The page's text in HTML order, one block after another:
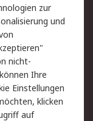
zur
und
nicht-
Ihre
Einstellungen
klicken
auf